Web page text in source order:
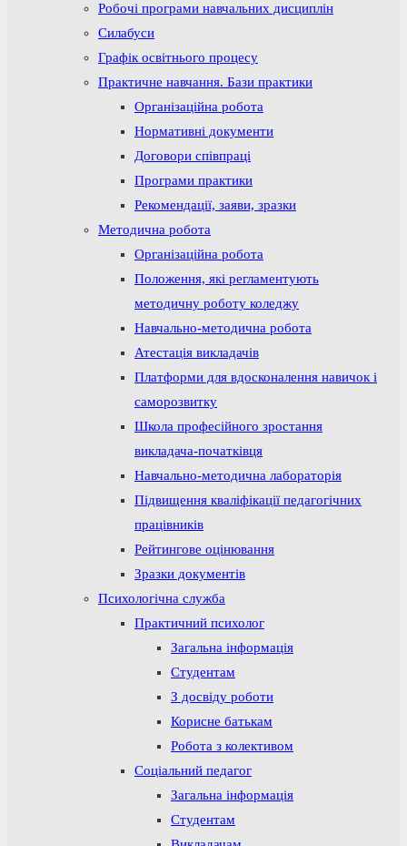
Робочі програми навчальних дисциплін
Силабуси
Графік освітнього процесу
Практичне навчання. Бази практики
Організаційна робота
Нормативні документи
Договори співпраці
Програми практики
Рекомендації, заяви, зразки
Методична робота
Організаційна робота
Положення, які регламентують
методичну роботу коледжу
Навчально-методична робота
Атестація викладачів
Платформи для вдосконалення навичок і
саморозвитку
Школа професійного зростання
викладача-початківця
Навчально-методична лабораторія
Підвищення кваліфікації педагогічних
працівників
Рейтингове оцінювання
Зразки документів
Психологічна служба
Практичний психолог
Загальна інформація
Студентам
З досвіду роботи
Корисне батькам
Робота з колективом
Соціальний педагог
Загальна інформація
Студентам